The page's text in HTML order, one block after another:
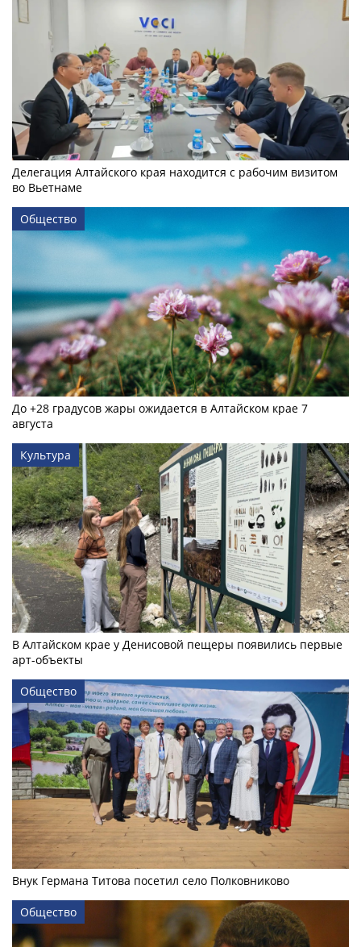
Делегация Алтайского края находится с рабочим визитом
во Вьетнаме
Общество
До +28 градусов жары ожидается в Алтайском крае 7
августа
Культура
В Алтайском крае у Денисовой пещеры появились первые
арт-объекты
Общество
Внук Германа Титова посетил село Полковниково
Общество